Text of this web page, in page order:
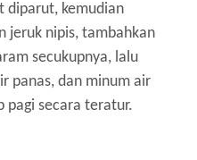
diparut, kemudian
jeruk nipis, tambahkan
secukupnya, lalu
panas, dan minum air
pagi secara teratur.